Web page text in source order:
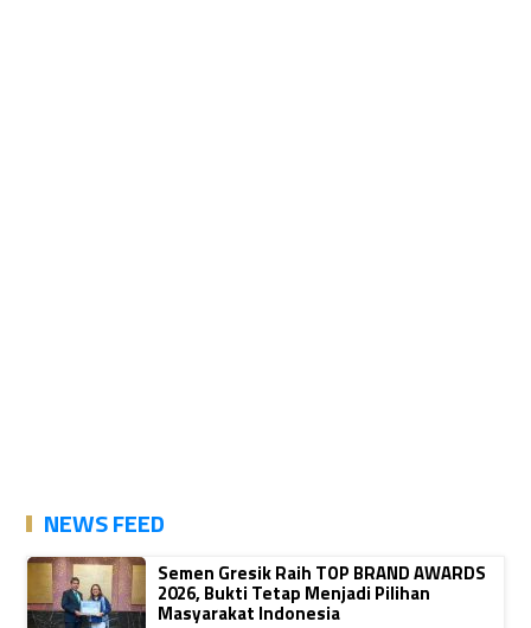
NEWS FEED
Semen Gresik Raih TOP BRAND AWARDS
2026, Bukti Tetap Menjadi Pilihan
Masyarakat Indonesia